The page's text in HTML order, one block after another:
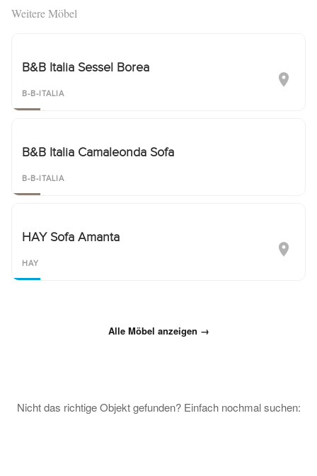
Weitere Möbel
B&B Italia Sessel Borea
B-B-ITALIA
B&B Italia Camaleonda Sofa
B-B-ITALIA
HAY Sofa Amanta
HAY
Alle Möbel anzeigen →
Nicht das richtige Objekt gefunden? Einfach nochmal suchen: